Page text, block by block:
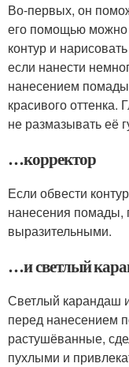
Во-первых, он
его помощью можно
контур и
если нанести
нанесением
красивого оттенка.
не размазывать её
…корректор
Если обвести
нанесения помады,
выразительными.
…и светлый
Светлый карандаш
перед нанесением
растушёванные,
пухлыми и